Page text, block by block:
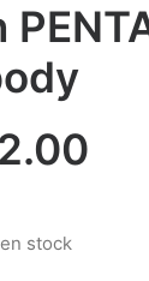
2.00
stock